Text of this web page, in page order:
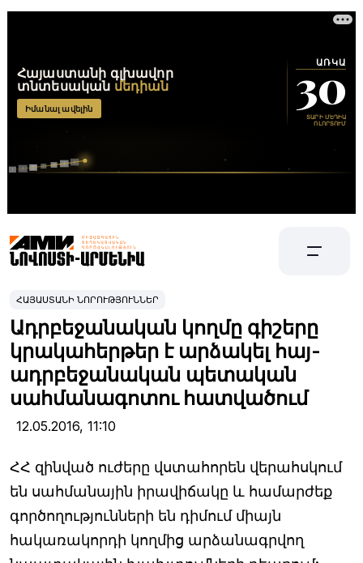
ՀԱՅԱՍՏԱՆԻ ՆՈՐՈՒԹՅՈՒՆՆԵՐ
Ադրբեջանական կողմը գիշերը
կրակահերթեր է արձակել հայ-
ադրբեջանական պետական
սահմանագոտու հատվածում
12.05.2016, 11:10
ՀՀ զինված ուժերը վստահորեն վերահսկում
են սահմանային իրավիճակը և համարժեք
գործողությունների են դիմում միայն
հակառակորդի կողմից արձանագրվող